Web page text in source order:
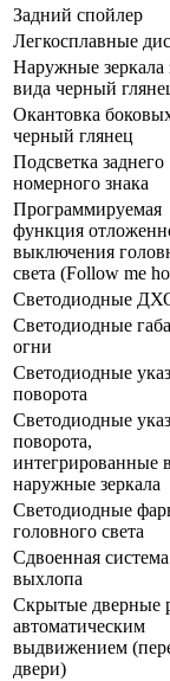
Задний спойлер
Легкосплавные
Наружные зеркала
вида черный
Окантовка
черный глянец
Подсветка заднего
номерного знака
Программируемая
функция
выключения
света (Follow me
Светодиодные
Светодиодные
огни
Светодиодные
поворота
Светодиодные
поворота,
интегрированные в
наружные зеркала
Светодиодные
головного света
Сдвоенная система
выхлопа
Скрытые дверные
автоматическим
выдвижением
двери)